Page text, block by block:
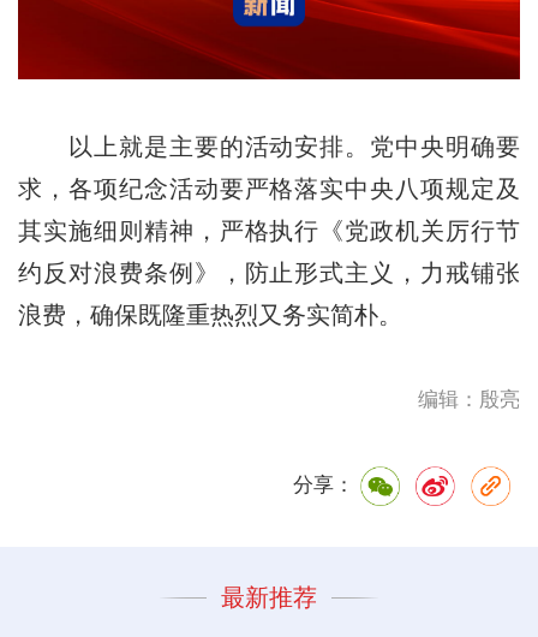
以上就是主要的活动安排。党中央明确要
求，各项纪念活动要严格落实中央八项规定及
其实施细则精神，严格执行《党政机关厉行节
约反对浪费条例》，防止形式主义，力戒铺张
浪费，确保既隆重热烈又务实简朴。
编辑：殷亮
分享：
最新推荐